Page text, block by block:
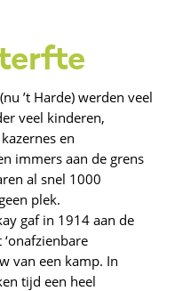
’t Harde) werden veel
veel kinderen,
en
immers aan de grens
al snel 1000
plek.
gaf in 1914 aan de
van een kamp. In
tijd een heel